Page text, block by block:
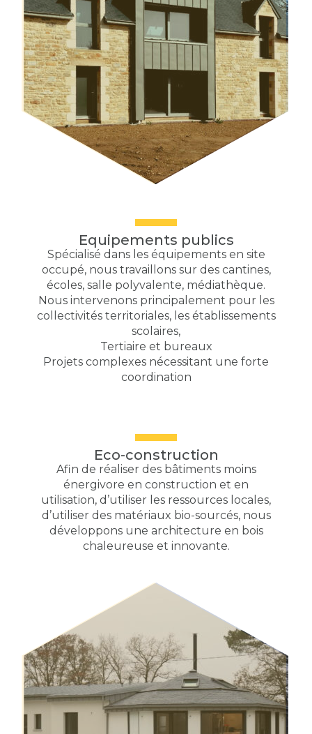
Equipements publics
Spécialisé dans les équipements en site
occupé, nous travaillons sur des cantines,
écoles, salle polyvalente, médiathèque.
Nous intervenons principalement pour les
collectivités territoriales, les établissements
scolaires,
Tertiaire et bureaux
Projets complexes nécessitant une forte
coordination
Eco-construction
Afin de réaliser des bâtiments moins
énergivore en construction et en
utilisation, d’utiliser les ressources locales,
d’utiliser des matériaux bio-sourcés, nous
développons une architecture en bois
chaleureuse et innovante.